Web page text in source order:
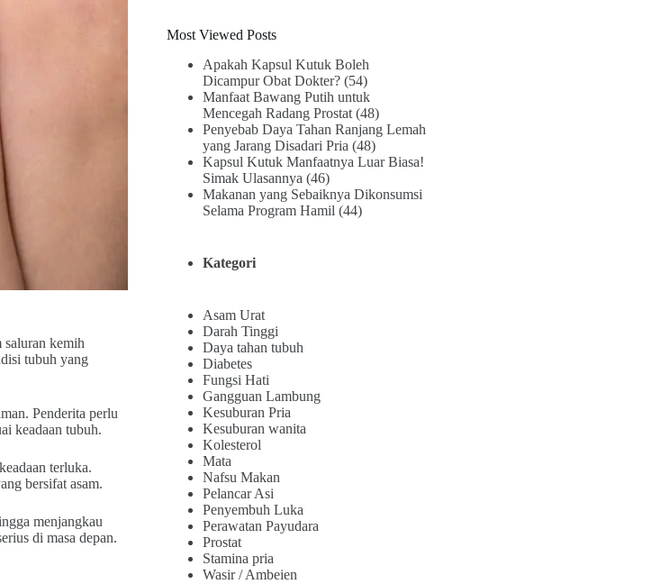
saluran kemih
tubuh yang
Penderita perlu
keadaan tubuh.
terluka.
bersifat asam.
menjangkau
di masa depan.
Most Viewed Posts
Apakah Kapsul Kutuk Boleh
Dicampur Obat Dokter? (54)
Manfaat Bawang Putih untuk
Mencegah Radang Prostat (48)
Penyebab Daya Tahan Ranjang Lemah
yang Jarang Disadari Pria (48)
Kapsul Kutuk Manfaatnya Luar Biasa!
Simak Ulasannya (46)
Makanan yang Sebaiknya Dikonsumsi
Selama Program Hamil (44)
Kategori
Asam Urat
Darah Tinggi
Daya tahan tubuh
Diabetes
Fungsi Hati
Gangguan Lambung
Kesuburan Pria
Kesuburan wanita
Kolesterol
Mata
Nafsu Makan
Pelancar Asi
Penyembuh Luka
Perawatan Payudara
Prostat
Stamina pria
Wasir / Ambeien